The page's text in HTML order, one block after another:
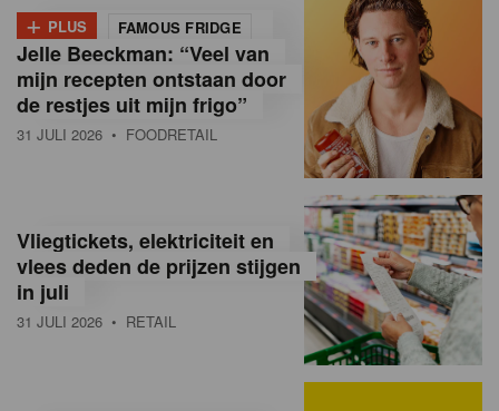
n
B
e
g
ë
+ PLUS FAMOUS FRIDGE
Jelle Beeckman: “Veel van
mijn recepten ontstaan door
de restjes uit mijn frigo”
31 JULI 2026 • FOODRETAIL
Vliegtickets, elektriciteit en
vlees deden de prijzen stijgen
in juli
31 JULI 2026 • RETAIL